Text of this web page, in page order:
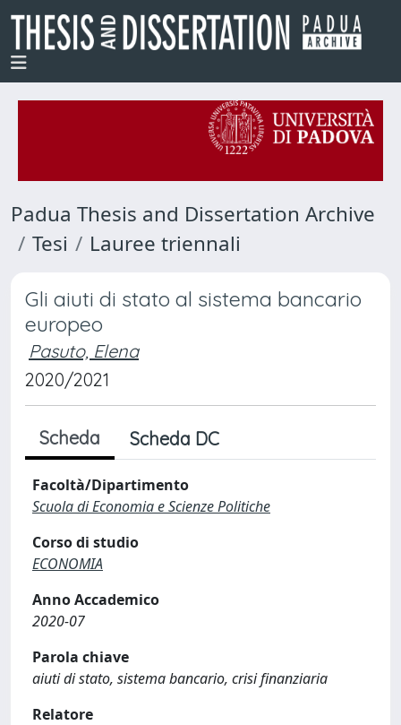
Padua Thesis and Dissertation Archive
Tesi
Lauree triennali
Gli aiuti di stato al sistema bancario
europeo
Pasuto, Elena
2020/2021
Scheda Scheda DC
Facoltà/Dipartimento
Scuola di Economia e Scienze Politiche
Corso di studio
ECONOMIA
Anno Accademico
2020-07
Parola chiave
aiuti di stato, sistema bancario, crisi finanziaria
Relatore